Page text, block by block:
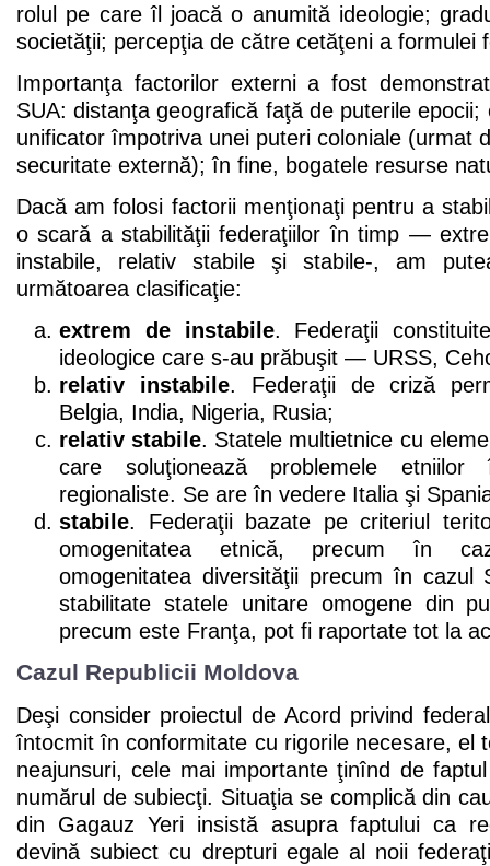
rolul pe care îl joacă o anumită ideologie;
societăţii; percepţia de către cetăţeni a formulei
Importanţa factorilor externi a fost
SUA: distanţa geografică faţă de puterile epocii;
unificator împotriva unei puteri coloniale (urmat
securitate externă); în fine, bogatele resurse
Dacă am folosi factorii menţionaţi pentru a
o scară a stabilităţii federaţiilor în timp —
instabile, relativ stabile şi stabile-, am
următoarea clasificaţie:
extrem de instabile. Federaţii
ideologice care s-au prăbuşit — URSS,
relativ instabile. Federaţii de criză
Belgia, India, Nigeria, Rusia;
relativ stabile. Statele multietnice cu
care soluţionează problemele
regionaliste. Se are în vedere Italia şi
stabile. Federaţii bazate pe criteriul
omogenitatea etnică, precum în
omogenitatea diversităţii precum în cazul
stabilitate statele unitare omogene din
precum este Franţa, pot fi raportate tot la
Cazul Republicii Moldova
Deşi consider proiectul de Acord privind
întocmit în conformitate cu rigorile necesare, el
neajunsuri, cele mai importante ţinînd de
numărul de subiecţi. Situaţia se complică din
din Gagauz Yeri insistă asupra faptului ca
devină subiect cu drepturi egale al noii